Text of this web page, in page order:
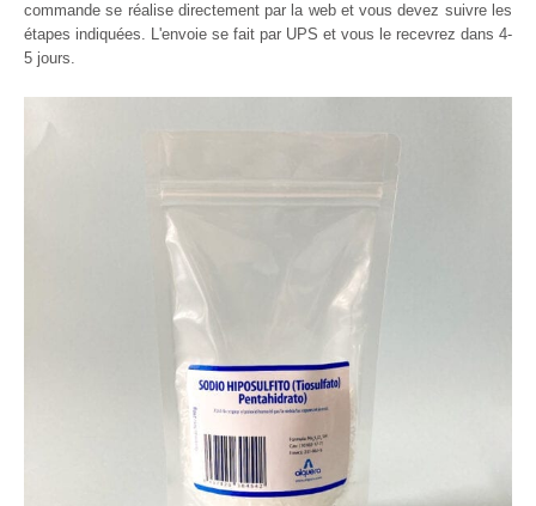
commande se réalise directement par la web et vous devez suivre les
étapes indiquées. L'envoie se fait par UPS et vous le recevrez dans 4-
5 jours.